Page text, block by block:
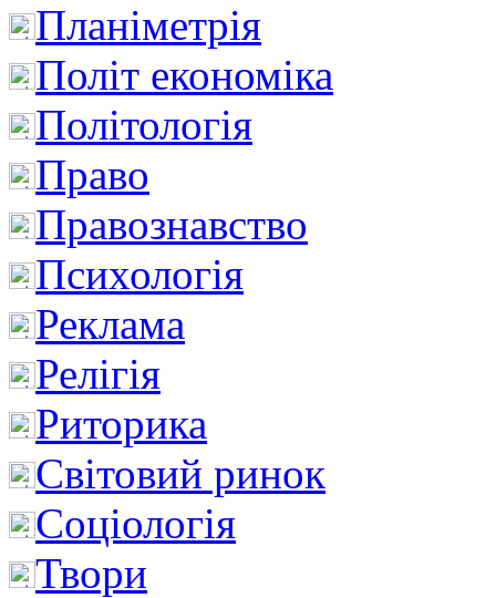
Планіметрія
Політ економіка
Політологія
Право
Правознавство
Психологія
Реклама
Релігія
Риторика
Світовий ринок
Соціологія
Твори